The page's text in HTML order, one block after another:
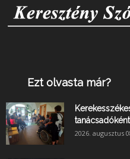
Ezt olvasta már?
2026. augusztus